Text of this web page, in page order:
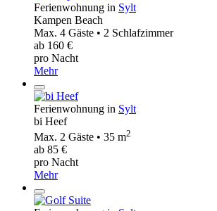
Ferienwohnung in Sylt
Kampen Beach
Max. 4 Gäste • 2 Schlafzimmer
ab 160 €
pro Nacht
Mehr
Ferienwohnung in Sylt
bi Heef
Max. 2 Gäste • 35 m2
ab 85 €
pro Nacht
Mehr